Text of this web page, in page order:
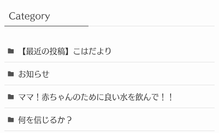
Category
【最近の投稿】こはだより
お知らせ
ママ！赤ちゃんのために良い水を飲んで！！
何を信じるか？